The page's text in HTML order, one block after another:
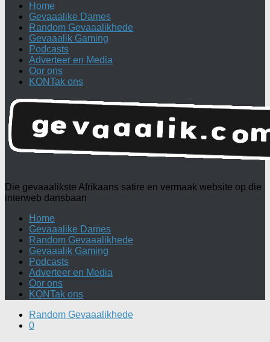
Home
Gevaaalike Dames
Random Gevaaalikhede
Gevaaalik Gaming
Podcasts
Adverteer en Media
Oor ons
KONTak ons
Die gevaaalikste Afrikaans satire en vermaak website op die
interweb dansbaan
Home
Gevaaalike Dames
Random Gevaaalikhede
Gevaaalik Gaming
Podcasts
Adverteer en Media
Oor ons
KONTak ons
Random Gevaaalikhede
0